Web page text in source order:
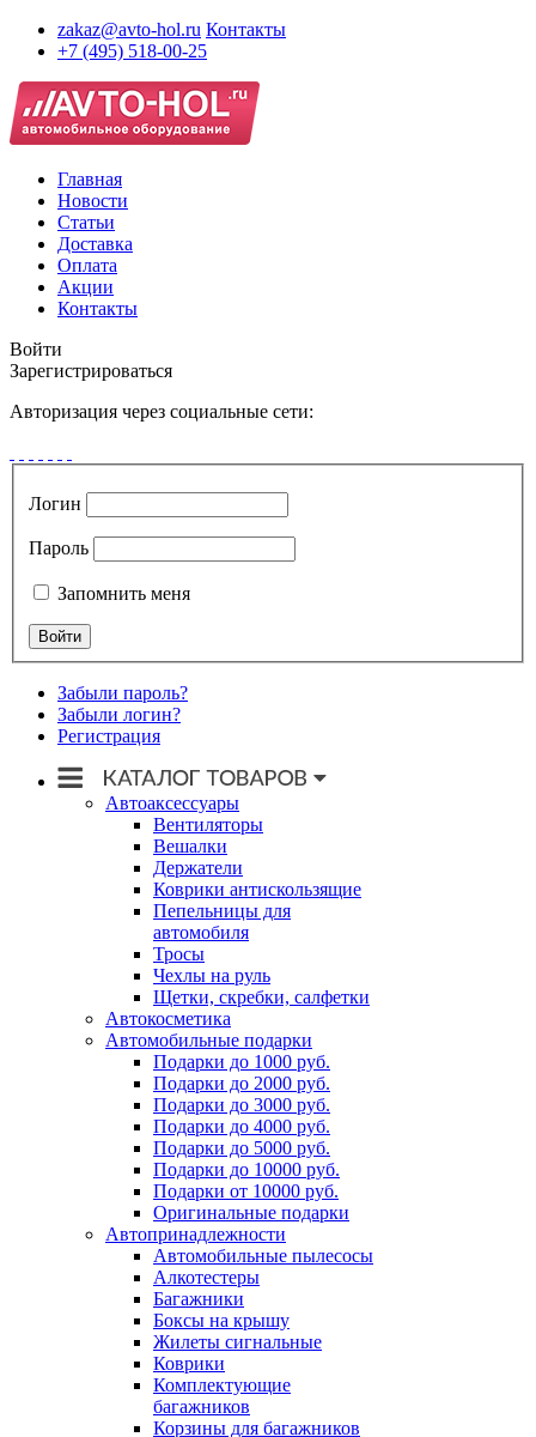
zakaz@avto-hol.ru Контакты
+7 (495) 518-00-25
Главная
Новости
Статьи
Доставка
Оплата
Акции
Контакты
Войти
Зарегистрироваться
Авторизация через социальные сети:
Логин
Пароль
Запомнить меня
Забыли пароль?
Забыли логин?
Регистрация
Автоаксессуары
Вентиляторы
Вешалки
Держатели
Коврики антискользящие
Пепельницы для
автомобиля
Тросы
Чехлы на руль
Щетки, скребки, салфетки
Автокосметика
Автомобильные подарки
Подарки до 1000 руб.
Подарки до 2000 руб.
Подарки до 3000 руб.
Подарки до 4000 руб.
Подарки до 5000 руб.
Подарки до 10000 руб.
Подарки от 10000 руб.
Оригинальные подарки
Автопринадлежности
Автомобильные пылесосы
Алкотестеры
Багажники
Боксы на крышу
Жилеты сигнальные
Коврики
Комплектующие
багажников
Корзины для багажников